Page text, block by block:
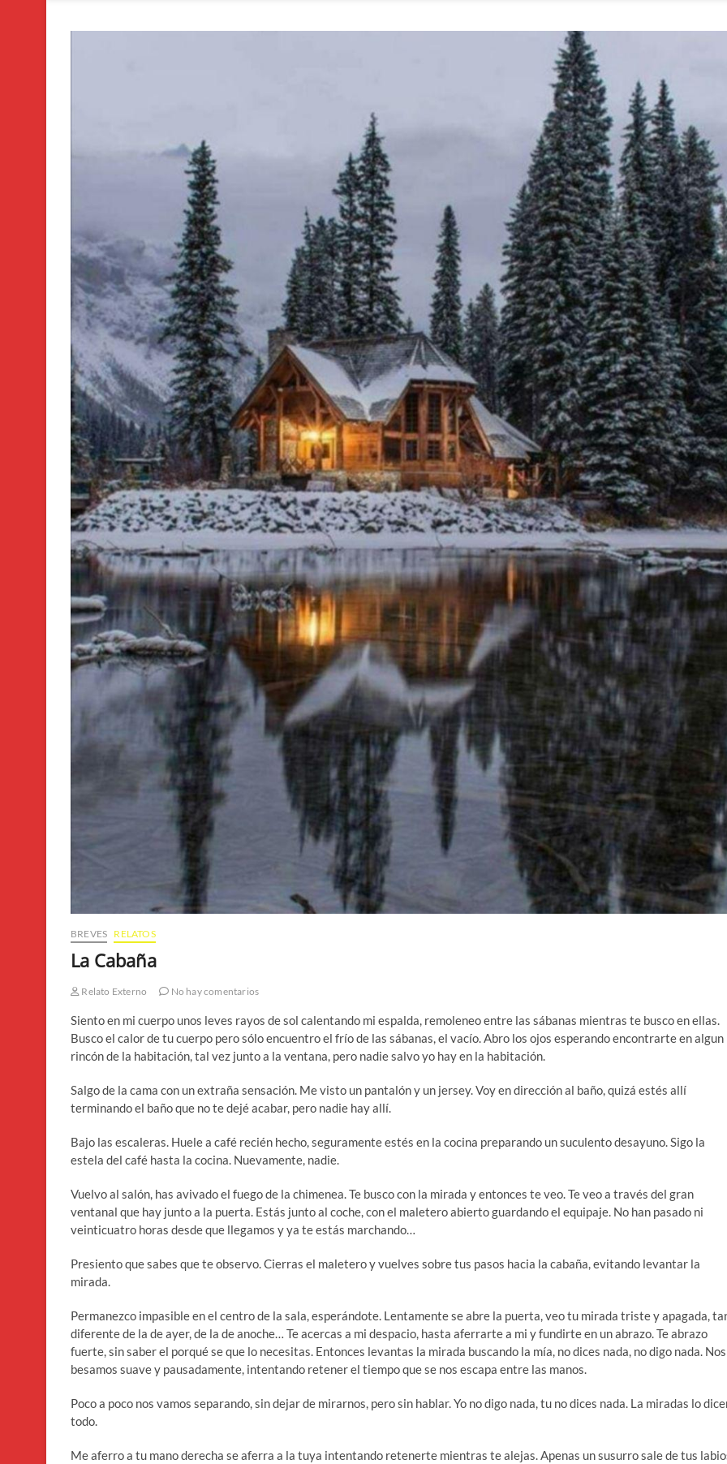
BREVES RELATOS
La Cabaña
Relato Externo No hay comentarios
Siento en mi cuerpo unos leves rayos de sol calentando mi espalda, remoleneo entre las sábanas mientras te busco en ellas.
Busco el calor de tu cuerpo pero sólo encuentro el frío de las sábanas, el vacío. Abro los ojos esperando encontrarte en algun
rincón de la habitación, tal vez junto a la ventana, pero nadie salvo yo hay en la habitación.
Salgo de la cama con un extraña sensación. Me visto un pantalón y un jersey. Voy en dirección al baño, quizá estés allí
terminando el baño que no te dejé acabar, pero nadie hay allí.
Bajo las escaleras. Huele a café recién hecho, seguramente estés en la cocina preparando un suculento desayuno. Sigo la
estela del café hasta la cocina. Nuevamente, nadie.
Vuelvo al salón, has avivado el fuego de la chimenea. Te busco con la mirada y entonces te veo. Te veo a través del gran
ventanal que hay junto a la puerta. Estás junto al coche, con el maletero abierto guardando el equipaje. No han pasado ni
veinticuatro horas desde que llegamos y ya te estás marchando…
Presiento que sabes que te observo. Cierras el maletero y vuelves sobre tus pasos hacia la cabaña, evitando levantar la
mirada.
Permanezco impasible en el centro de la sala, esperándote. Lentamente se abre la puerta, veo tu mirada triste y apagada,
diferente de la de ayer, de la de anoche… Te acercas a mi despacio, hasta aferrarte a mi y fundirte en un abrazo. Te abrazo
fuerte, sin saber el porqué se que lo necesitas. Entonces levantas la mirada buscando la mía, no dices nada, no digo nada. Nos
besamos suave y pausadamente, intentando retener el tiempo que se nos escapa entre las manos.
Poco a poco nos vamos separando, sin dejar de mirarnos, pero sin hablar. Yo no digo nada, tu no dices nada. La miradas lo
todo.
Me aferro a tu mano derecha se aferra a la tuya intentando retenerte mientras te alejas. Apenas un susurro sale de tus